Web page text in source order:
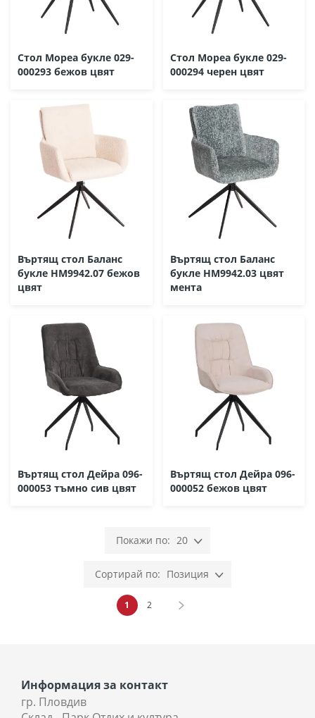
Стол Мореа букле 029-
000293 бежов цвят
Стол Мореа букле 029-
000294 черен цвят
Въртящ стол Баланс
букле HM9942.07 бежов
цвят
Въртящ стол Баланс
букле HM9942.03 цвят
мента
Въртящ стол Дейра 096-
000053 тъмно сив цвят
Въртящ стол Дейра 096-
000052 бежов цвят
20
Позиция
Страница
В момента четете страница
1 Страница
2
Информация за контакт
гр. Пловдив